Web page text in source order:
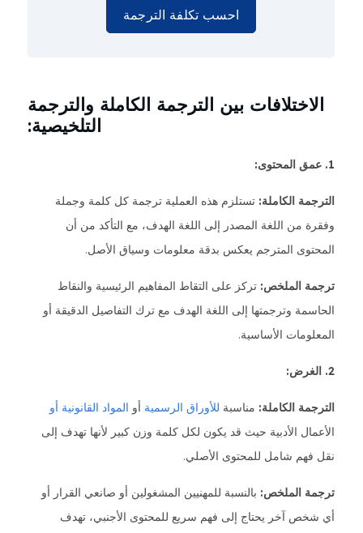
احسب تكلفة الترجمة
الاختلافات بين الترجمة الكاملة والترجمة
التلخيصية:
1. عمق المحتوى:
الترجمة الكاملة: تستلزم هذه العملية ترجمة كل كلمة وجملة
وفقرة من اللغة المصدر إلى اللغة الهدف، مع التأكد من أن
المحتوى المترجم يعكس بدقة معلومات وسياق الأصل.
ترجمة الملخص: تركز على التقاط المفاهيم الرئيسية والنقاط
الحاسمة وترجمتها إلى اللغة الهدف مع ترك التفاصيل الدقيقة أو
المعلومات الأساسية.
2. الغرض:
الترجمة الكاملة: مناسبة للأوراق الرسمية أو المواد القانونية أو
الأعمال الأدبية حيث قد يكون لكل كلمة وزن كبير لأنها تهدف إلى
نقل فهم شامل للمحتوى الأصلي.
ترجمة الملخص: بالنسبة للمهنيين المشغولين أو صانعي القرار أو
أي شخص آخر يحتاج إلى فهم سريع للمحتوى الأجنبي، تهدف